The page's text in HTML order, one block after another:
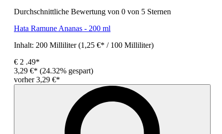
Durchschnittliche Bewertung von 0 von 5 Sternen
Hata Ramune Ananas - 200 ml
Inhalt: 200 Milliliter(1,25 €* / 100 Milliliter)
€ 2 .49*
3,29 €* (24.32% gespart)
vorher 3,29 €*